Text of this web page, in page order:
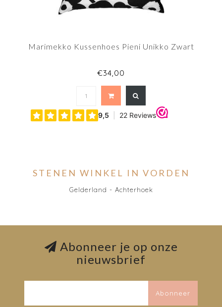
Marimekko Kussenhoes Pieni Unikko Zwart
€34,00
STENEN WINKEL IN VORDEN
Gelderland - Achterhoek
Abonneer je op onze
nieuwsbrief
Abonneer